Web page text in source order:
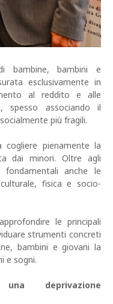
bambini e
esclusivamente in
al reddito e alle
spesso associando il
più fragili.
pienamente la
dai minori. Oltre agli
anche le
fisica e socio-
le principali
strumenti concreti
bambini e giovani la
e sogni.
deprivazione